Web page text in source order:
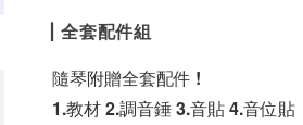
| 全套配件組
隨琴附贈全套配件 !
1.教材 2.調音錘 3.音貼 4.音位貼